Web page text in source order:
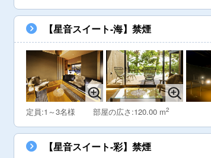
【星音スイート-海】禁煙
定員:1～3名様 部屋の広さ:120.00 m2
【星音スイート-彩】禁煙